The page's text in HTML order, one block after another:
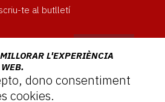
te al butlletí
L'EXPERIÈNCIA
dono consentiment
cookies.